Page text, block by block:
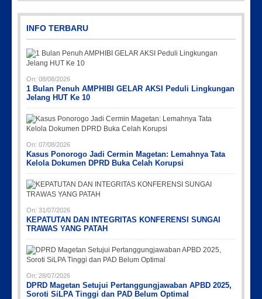
Picsart_23-04-10_00-36-15-097
Picsart_23-04-12_11-55-35-604
Picsart_23-04-12_12-24-51-034
Picsart_23-04-02_13-27-26-448
PicsArt_03-12-12.53.38
IMG-20191006-WA0043
INFO TERBARU
On: 08/08/2026
1 Bulan Penuh AMPHIBI GELAR AKSI Peduli Lingkungan
Jelang HUT Ke 10
On: 07/08/2026
Kasus Ponorogo Jadi Cermin Magetan: Lemahnya Tata
Kelola Dokumen DPRD Buka Celah Korupsi
On: 31/07/2026
KEPATUTAN DAN INTEGRITAS KONFERENSI SUNGAI
TRAWAS YANG PATAH
On: 28/07/2026
DPRD Magetan Setujui Pertanggungjawaban APBD 2025,
Soroti SiLPA Tinggi dan PAD Belum Optimal